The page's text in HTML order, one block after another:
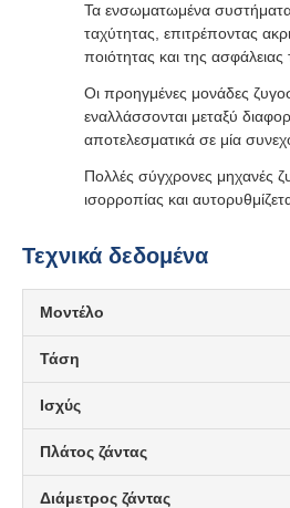
Τα ενσωματωμένα
ταχύτητας, επιτρέποντας
ποιότητας και της
Οι προηγμένες μονάδες
εναλλάσσονται μεταξύ
αποτελεσματικά σε μία
Πολλές σύγχρονες μηχανές
ισορροπίας και
Τεχνικά δεδομένα
Μοντέλο
Τάση
Ισχύς
Πλάτος ζάντας
Διάμετρος ζάντας